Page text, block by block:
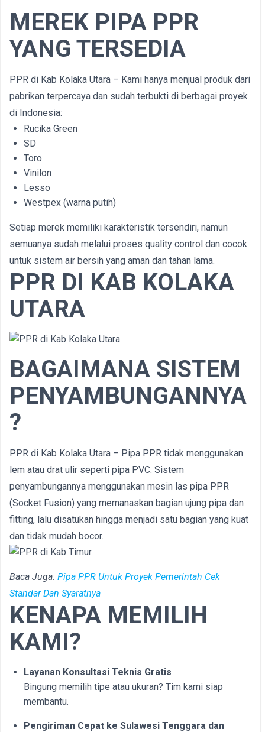
MEREK PIPA PPR
YANG TERSEDIA
PPR di Kab Kolaka Utara – Kami hanya menjual produk dari
pabrikan terpercaya dan sudah terbukti di berbagai proyek
di Indonesia:
Rucika Green
SD
Toro
Vinilon
Lesso
Westpex (warna putih)
Setiap merek memiliki karakteristik tersendiri, namun
semuanya sudah melalui proses quality control dan cocok
untuk sistem air bersih yang aman dan tahan lama.
PPR DI KAB KOLAKA
UTARA
BAGAIMANA SISTEM
PENYAMBUNGANNYA
?
PPR di Kab Kolaka Utara – Pipa PPR tidak menggunakan
lem atau drat ulir seperti pipa PVC. Sistem
penyambungannya menggunakan mesin las pipa PPR
(Socket Fusion) yang memanaskan bagian ujung pipa dan
fitting, lalu disatukan hingga menjadi satu bagian yang kuat
dan tidak mudah bocor.
Baca Juga: Pipa PPR Untuk Proyek Pemerintah Cek
Standar Dan Syaratnya
KENAPA MEMILIH
KAMI?
Layanan Konsultasi Teknis Gratis
Bingung memilih tipe atau ukuran? Tim kami siap
membantu.
Pengiriman Cepat ke Sulawesi Tenggara dan